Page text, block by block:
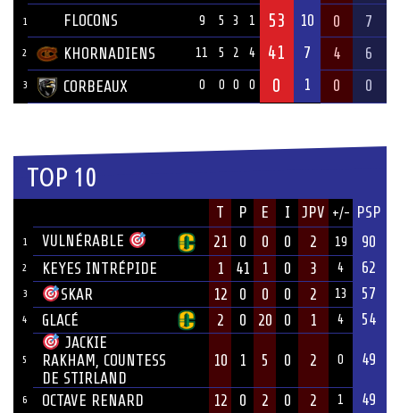
1 FLOCONS 9 5 3 1 53 10 0 7
2 KHORNADIENS 11 5 2 4 41 7 4 6
3 CORBEAUX 0 0 0 0 0 1 0 0
TOP 10
T P E I JPV +/- PSP
1 VULNÉRABLE 21 0 0 0 2 19 90
2 KEYES INTRÉPIDE 1 41 1 0 3 4 62
3 SKAR 12 0 0 0 2 13 57
4 GLACÉ 2 0 20 0 1 4 54
5
JACKIE
RAKHAM, COUNTESS
DE STIRLAND
10 1 5 0 2 0 49
6 OCTAVE RENARD 12 0 2 0 2 1 49